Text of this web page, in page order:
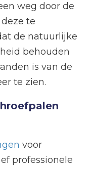
weg door de
te
de natuurlijke
behouden
is van de
te zien.
voor
professionele